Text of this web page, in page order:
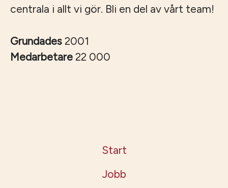
centrala i allt vi gör. Bli en del av vårt team!
Grundades 2001
Medarbetare 22 000
Start
Jobb